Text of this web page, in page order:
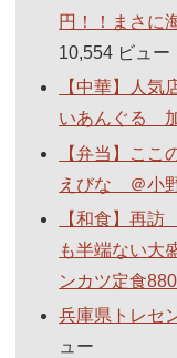
円！！まさに
10,554 ビュー
【中華】人
いあんぐる
【弁当】ここ
えびな ＠小
【和食】再
も半端ない大
ンカツ定食880
兵庫県トレセ
ュー